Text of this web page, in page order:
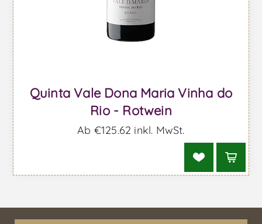
Quinta Vale Dona Maria Vinha do
Rio - Rotwein
Ab €125,62 inkl. MwSt.